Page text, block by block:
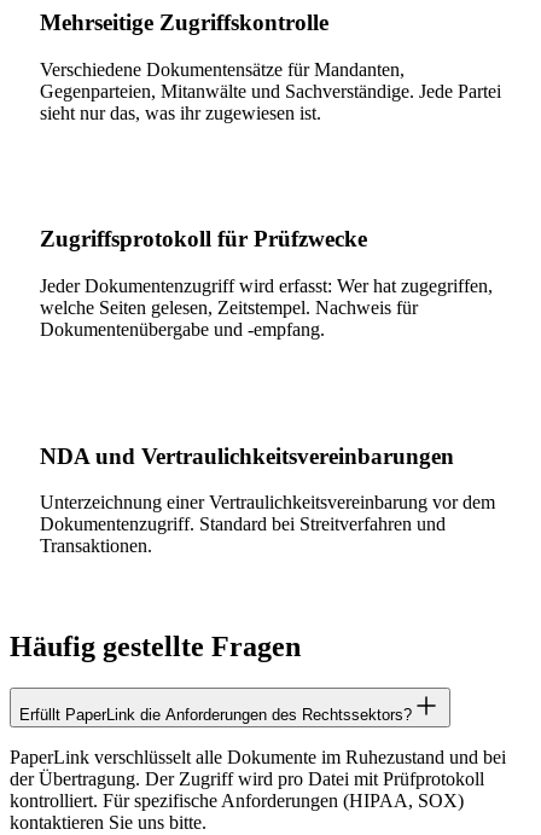
Mehrseitige Zugriffskontrolle
Verschiedene Dokumentensätze für Mandanten,
Gegenparteien, Mitanwälte und Sachverständige. Jede Partei
sieht nur das, was ihr zugewiesen ist.
Zugriffsprotokoll für Prüfzwecke
Jeder Dokumentenzugriff wird erfasst: Wer hat zugegriffen,
welche Seiten gelesen, Zeitstempel. Nachweis für
Dokumentenübergabe und -empfang.
NDA und Vertraulichkeitsvereinbarungen
Unterzeichnung einer Vertraulichkeitsvereinbarung vor dem
Dokumentenzugriff. Standard bei Streitverfahren und
Transaktionen.
Häufig gestellte Fragen
Erfüllt PaperLink die Anforderungen des Rechtssektors?
PaperLink verschlüsselt alle Dokumente im Ruhezustand und bei
der Übertragung. Der Zugriff wird pro Datei mit Prüfprotokoll
kontrolliert. Für spezifische Anforderungen (HIPAA, SOX)
kontaktieren Sie uns bitte.